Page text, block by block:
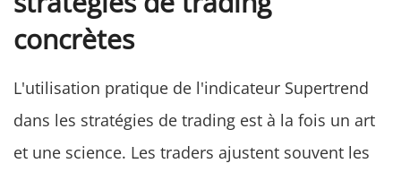
concrètes
L'utilisation pratique de l'indicateur Supertrend
dans les stratégies de trading est à la fois un art
et une science. Les traders ajustent souvent les